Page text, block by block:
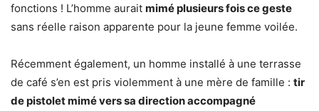
fonctions ! L’homme aurait mimé plusieurs fois ce geste
sans réelle raison apparente pour la jeune femme voilée.
Récemment également, un homme installé à une terrasse
de café s’en est pris violemment à une mère de famille : tir
de pistolet mimé vers sa direction accompagné